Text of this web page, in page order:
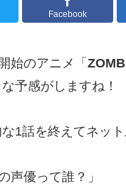
Facebook
始のアニメ「
予感がしますね！
1話を終えてネット
声優って誰？」